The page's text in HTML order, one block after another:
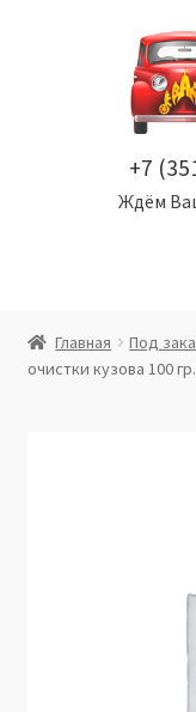
содержимому
+7
Ждём
Витрина
Юридические
Главная Под
очистки кузова 100 гр.